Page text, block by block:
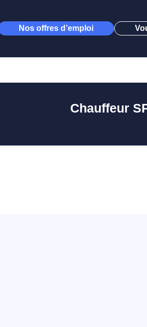
Nos offres d’emploi
Chauffeur